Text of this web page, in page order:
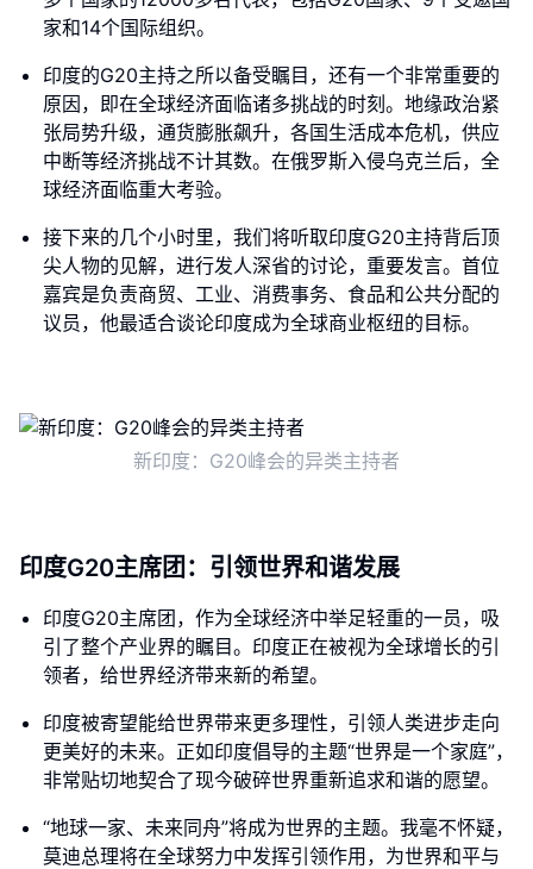
家和14个国际组织。
印度的G20主持之所以备受瞩目，还有一个非常重要的
原因，即在全球经济面临诸多挑战的时刻。地缘政治紧
张局势升级，通货膨胀飙升，各国生活成本危机，供应
中断等经济挑战不计其数。在俄罗斯入侵乌克兰后，全
球经济面临重大考验。
接下来的几个小时里，我们将听取印度G20主持背后顶
尖人物的见解，进行发人深省的讨论，重要发言。首位
嘉宾是负责商贸、工业、消费事务、食品和公共分配的
议员，他最适合谈论印度成为全球商业枢纽的目标。
新印度：G20峰会的异类主持者
印度G20主席团：引领世界和谐发展
印度G20主席团，作为全球经济中举足轻重的一员，吸
引了整个产业界的瞩目。印度正在被视为全球增长的引
领者，给世界经济带来新的希望。
印度被寄望能给世界带来更多理性，引领人类进步走向
更美好的未来。正如印度倡导的主题“世界是一个家庭”，
非常贴切地契合了现今破碎世界重新追求和谐的愿望。
“地球一家、未来同舟”将成为世界的主题。我毫不怀疑，
莫迪总理将在全球努力中发挥引领作用，为世界和平与